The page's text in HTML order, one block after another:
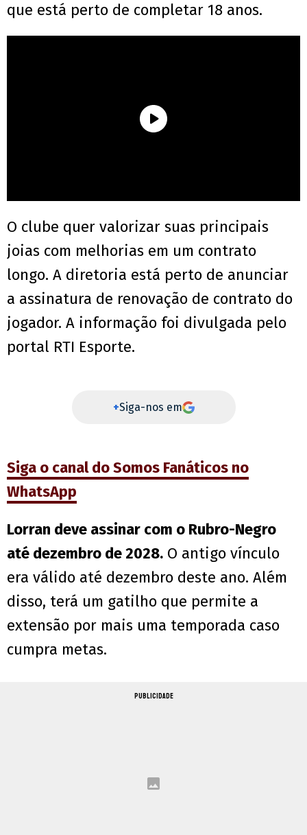
que está perto de completar 18 anos.
O clube quer valorizar suas principais
joias com melhorias em um contrato
longo. A diretoria está perto de anunciar
a assinatura de renovação de contrato do
jogador. A informação foi divulgada pelo
portal RTI Esporte.
+Siga-nos em
Siga o canal do Somos Fanáticos no
WhatsApp
Lorran deve assinar com o Rubro-Negro
até dezembro de 2028. O antigo vínculo
era válido até dezembro deste ano. Além
disso, terá um gatilho que permite a
extensão por mais uma temporada caso
cumpra metas.
PUBLICIDADE